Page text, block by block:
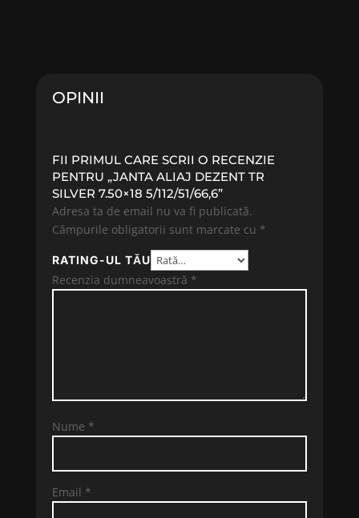
OPINII
FII PRIMUL CARE SCRII O RECENZIE
PENTRU „JANTA ALIAJ DEZENT TR
SILVER 7.50×18 5/112/51/66,6”
Adresa ta de email nu va fi publicată.
Câmpurile obligatorii sunt marcate cu *
RATING-UL TĂU
Recenzia dumneavoastră *
Nume *
Email *